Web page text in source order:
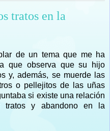
tratos en la
de un tema que me ha
que observa que su hijo
y, además, se muerde las
o pellejitos de las uñas
si existe una relación
tratos y abandono en la